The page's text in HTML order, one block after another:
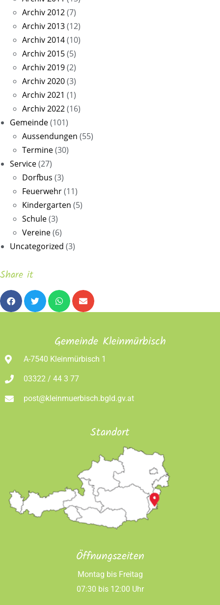
Archiv 2012(7)
Archiv 2013(12)
Archiv 2014(10)
Archiv 2015(5)
Archiv 2019(2)
Archiv 2020(3)
Archiv 2021 (1)
Archiv 2022(16)
Gemeinde(101)
Aussendungen (55)
Termine(30)
Service(27)
Dorfbus (3)
Feuerwehr(11)
Kindergarten (5)
Schule(3)
Vereine(6)
Uncategorized (3)
Share it
Gemeinde Kleinmürbisch
A-7540 Kleinmürbisch 1
03322 / 44 3 77
post@kleinmuerbisch.bgld.gv.at
Standort
Öffnungszeiten
Montag bis Freitag
07:30 bis 12:00 Uhr